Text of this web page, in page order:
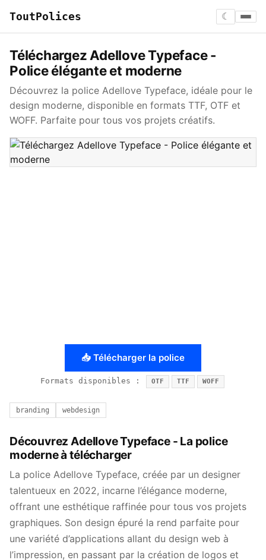
ToutPolices ☾
Téléchargez Adellove Typeface -
Police élégante et moderne
Découvrez la police Adellove Typeface, idéale pour le
design moderne, disponible en formats TTF, OTF et
WOFF. Parfaite pour tous vos projets créatifs.
📥 Télécharger la police
Formats disponibles : OTF TTF WOFF
branding webdesign
Découvrez Adellove Typeface - La police
moderne à télécharger
La police Adellove Typeface, créée par un designer
talentueux en 2022, incarne l’élégance moderne,
offrant une esthétique raffinée pour tous vos projets
graphiques. Son design épuré la rend parfaite pour
une variété d’applications allant du design web à
l’impression, en passant par la création de logos et